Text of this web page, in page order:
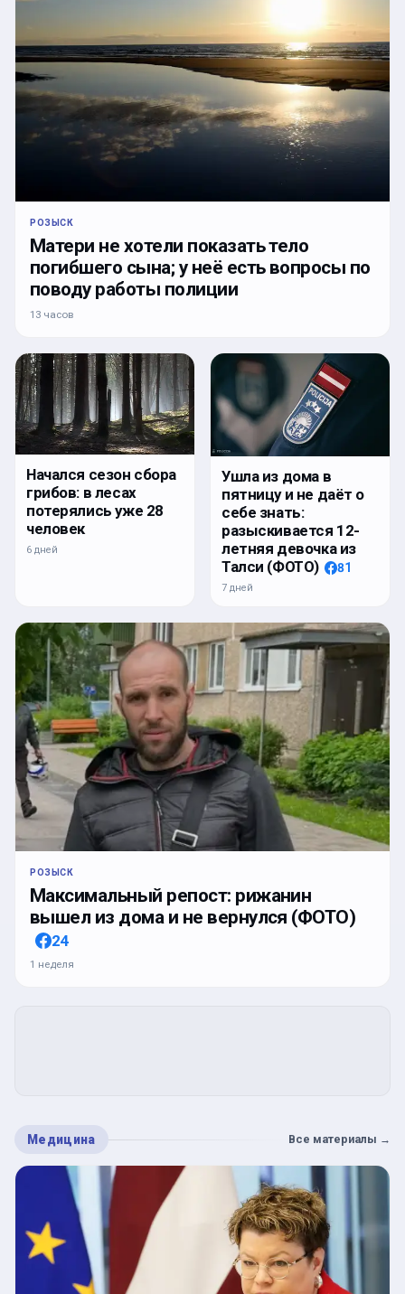
РОЗЫСК
Матери не хотели показать тело
погибшего сына; у неё есть вопросы по
поводу работы полиции
13 часов
Начался сезон сбора
грибов: в лесах
потерялись уже 28
человек
6 дней
Ушла из дома в
пятницу и не даёт о
себе знать:
разыскивается 12-
летняя девочка из
Талси (ФОТО)
81
7 дней
РОЗЫСК
Максимальный репост: рижанин
вышел из дома и не вернулся (ФОТО)
24
1 неделя
Медицина Все материалы →